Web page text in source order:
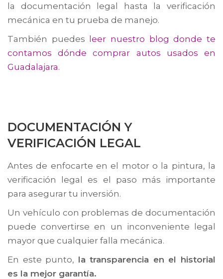
la documentación legal hasta la verificación
mecánica en tu prueba de manejo.
También puedes leer nuestro blog donde te
contamos dónde comprar autos usados en
Guadalajara.
DOCUMENTACIÓN Y
VERIFICACIÓN LEGAL
Antes de enfocarte en el motor o la pintura, la
verificación legal es el paso más importante
para asegurar tu inversión.
Un vehículo con problemas de documentación
puede convertirse en un inconveniente legal
mayor que cualquier falla mecánica.
En este punto, la transparencia en el historial
es la mejor garantía.